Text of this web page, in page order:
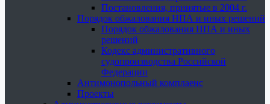
Постановления, принятые в 2004 г.
Порядок обжалования НПА и иных решений
Порядок обжалования НПА и иных
решений
Кодекс административного
судопроизводства Российской
Федерации
Антимонопольный комплаенс
Проекты